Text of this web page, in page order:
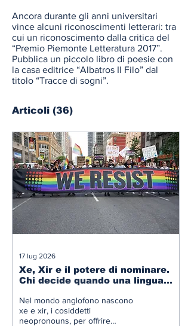
Ancora durante gli anni universitari
vince alcuni riconoscimenti letterari: tra
cui un riconoscimento dalla critica del
“Premio Piemonte Letteratura 2017”.
Pubblica un piccolo libro di poesie con
la casa editrice “Albatros Il Filo” dal
titolo “Tracce di sogni”.
Articoli (36)
17 lug 2026
Xe, Xir e il potere di nominare.
Chi decide quando una lingua
Nel mondo anglofono nascono
xe e xir, i cosiddetti
neopronouns, per offrire